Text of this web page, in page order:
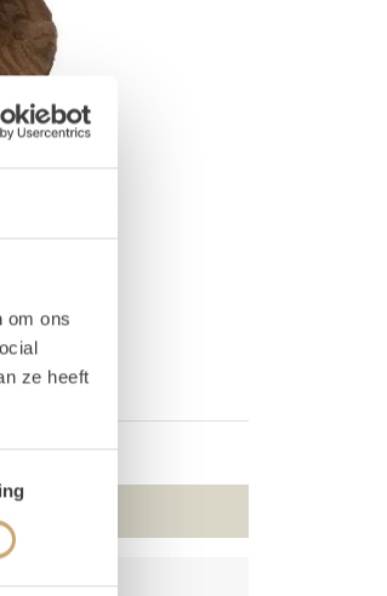
om ons
ze heeft